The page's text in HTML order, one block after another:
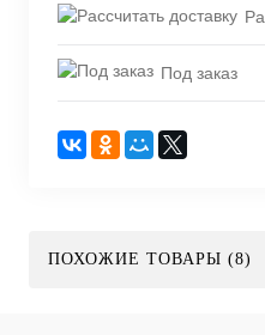
Под заказ
ПОХОЖИЕ ТОВАРЫ (8)